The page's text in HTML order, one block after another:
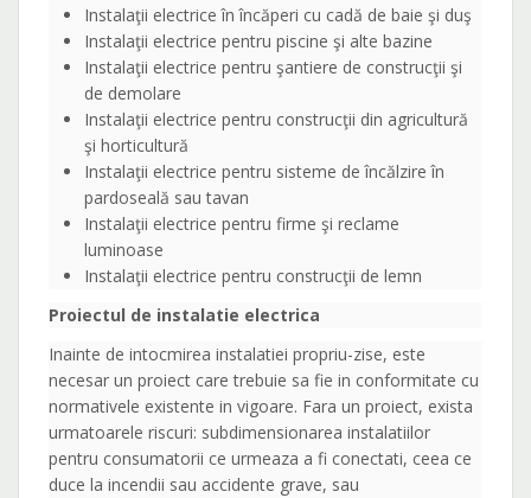
Instalaţii electrice în încăperi cu cadă de baie şi duş
Instalaţii electrice pentru piscine şi alte bazine
Instalaţii electrice pentru şantiere de construcţii şi
de demolare
Instalaţii electrice pentru construcţii din agricultură
şi horticultură
Instalaţii electrice pentru sisteme de încălzire în
pardoseală sau tavan
Instalaţii electrice pentru firme şi reclame
luminoase
Instalaţii electrice pentru construcţii de lemn
Proiectul de instalatie electrica
Inainte de intocmirea instalatiei propriu-zise, este
necesar un proiect care trebuie sa fie in conformitate cu
normativele existente in vigoare. Fara un proiect, exista
urmatoarele riscuri: subdimensionarea instalatiilor
pentru consumatorii ce urmeaza a fi conectati, ceea ce
duce la incendii sau accidente grave, sau